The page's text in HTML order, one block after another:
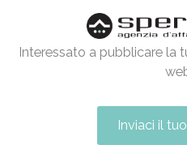
Interessato a pubblicare la
Inviaci il